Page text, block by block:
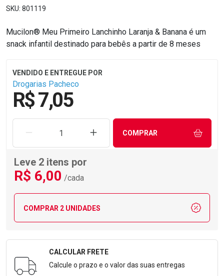
801119
Mucilon® Meu Primeiro Lanchinho Laranja & Banana é um
snack infantil destinado para bebês a partir de 8 meses
Drogarias Pacheco
R$ 7,05
REMOVER UMA UNIDADEAUMENTAR UMA UNIDADE
COMPRAR
Leve 2 itens por
R$ 6,00 /cada
COMPRAR 2 UNIDADES
Formulário para Calcular o Frete
CALCULAR FRETE
Calcule o prazo e o valor das suas entregas